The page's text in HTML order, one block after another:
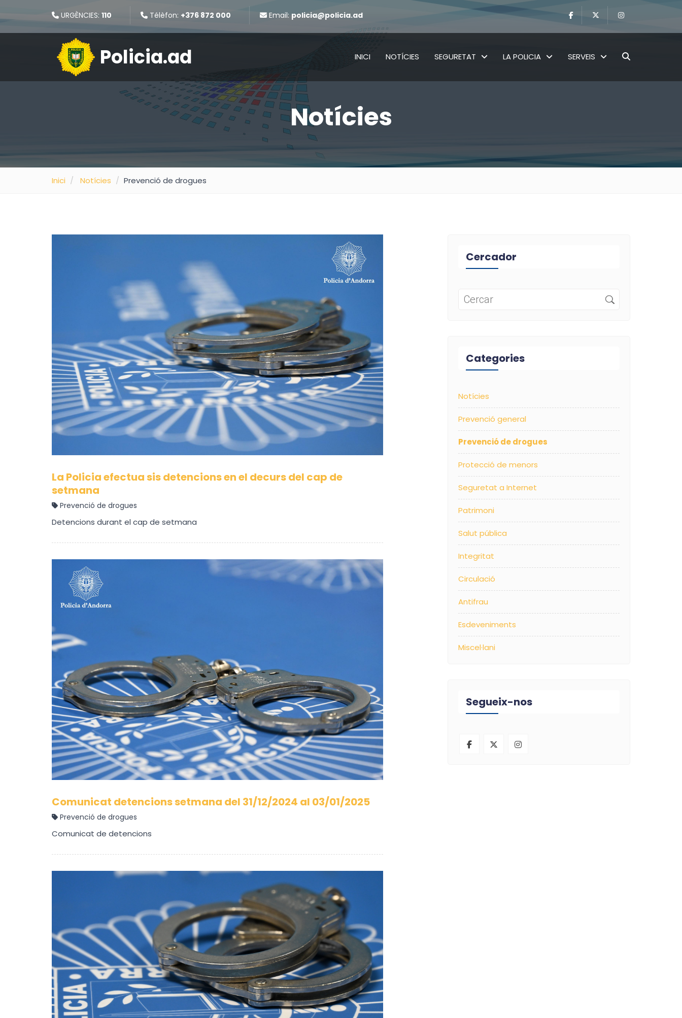
URGÈNCIES: 110 Télèfon: +376 872 000 Email: policia@policia.ad
Policia.ad INICI NOTÍCIES SEGURETAT LA POLICIA SERVEIS
Notícies
Inici Notícies Prevenció de drogues
La Policia efectua sis detencions en el decurs del cap de
setmana
Prevenció de drogues
Detencions durant el cap de setmana
Comunicat detencions setmana del 31/12/2024 al 03/01/2025
Prevenció de drogues
Comunicat de detencions
Cercador
Categories
Notícies
Prevenció general
Prevenció de drogues
Protecció de menors
Seguretat a Internet
Patrimoni
Salut pública
Integritat
Circulació
Antifrau
Esdeveniments
Miscel·lani
Segueix-nos